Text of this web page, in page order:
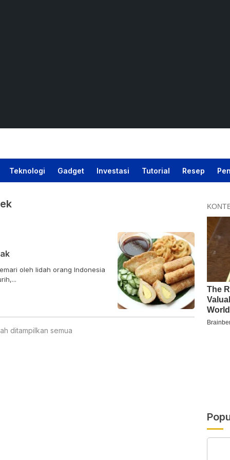
Teknologi Gadget Investasi Tutorial Resep
oleh lidah orang Indonesia
ditampilkan semua